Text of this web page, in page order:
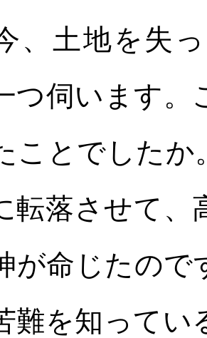
、土地を失
つ伺います。
ことでした
転落させて、
が命じたので
難を知ってい